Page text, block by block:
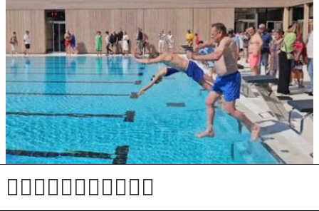
Janković ponuja brezplačno osvežitev na ljubljanskih
kopališčih